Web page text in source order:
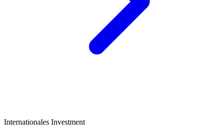
Internationales Investment